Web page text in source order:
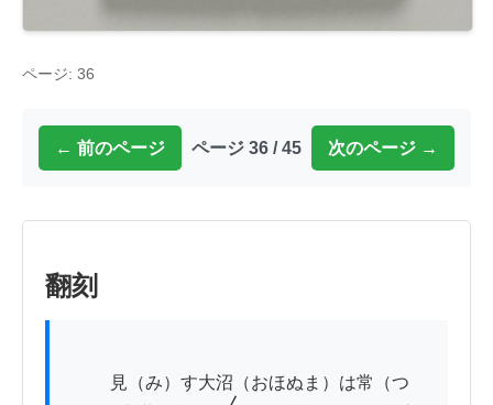
ページ: 36
← 前のページ ページ 36 / 45 次のページ →
翻刻